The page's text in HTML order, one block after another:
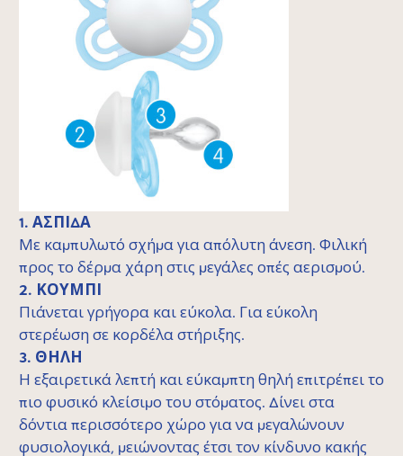
1. ΑΣΠΙΔΑ
Με καμπυλωτό σχήμα για απόλυτη άνεση. Φιλική
προς το δέρμα χάρη στις μεγάλες οπές αερισμού.
2. ΚΟΥΜΠΙ
Πιάνεται γρήγορα και εύκολα. Για εύκολη
στερέωση σε κορδέλα στήριξης.
3. ΘΗΛΗ
Η εξαιρετικά λεπτή και εύκαμπτη θηλή επιτρέπει το
πιο φυσικό κλείσιμο του στόματος. Δίνει στα
δόντια περισσότερο χώρο για να μεγαλώνουν
φυσιολογικά, μειώνοντας έτσι τον κίνδυνο κακής